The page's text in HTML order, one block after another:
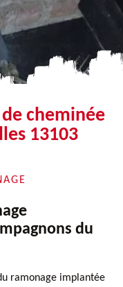
cheminée
13103
du
ramonage implantée